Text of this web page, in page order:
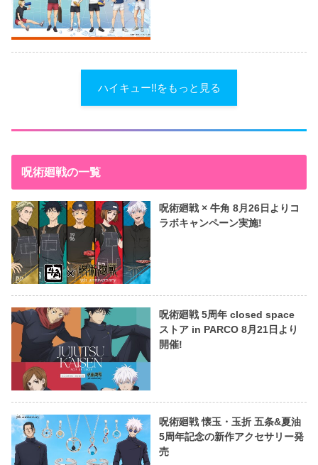
ハイキュー!!をもっと見る
呪術廻戦の一覧
呪術廻戦 × 牛角 8月26日よりコ
ラボキャンペーン実施!
呪術廻戦 5周年 closed space
ストア in PARCO 8月21日より
開催!
呪術廻戦 懐玉・玉折 五条&夏油
5周年記念の新作アクセサリー発
売